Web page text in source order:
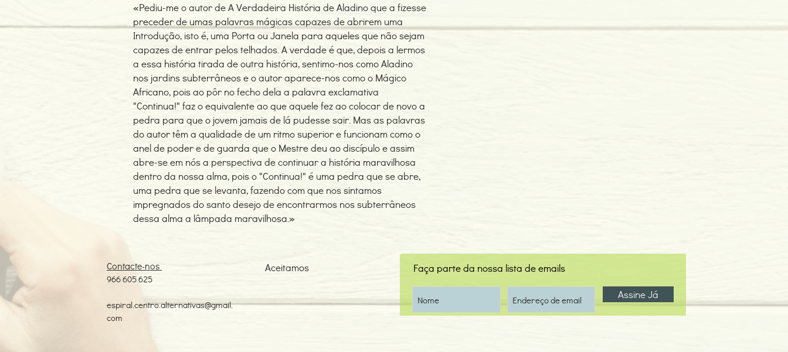
«Pediu-me o autor de A Verdadeira História de Aladino que a fizesse
preceder de umas palavras mágicas capazes de abrirem uma
Introdução, isto é, uma Porta ou Janela para aqueles que não sejam
capazes de entrar pelos telhados. A verdade é que, depois a lermos
a essa história tirada de outra história, sentimo-nos como Aladino
nos jardins subterrâneos e o autor aparece-nos como o Mágico
Africano, pois ao pôr no fecho dela a palavra exclamativa
"Continua!" faz o equivalente ao que aquele fez ao colocar de novo a
pedra para que o jovem jamais de lá pudesse sair. Mas as palavras
do autor têm a qualidade de um ritmo superior e funcionam como o
anel de poder e de guarda que o Mestre deu ao discípulo e assim
abre-se em nós a perspectiva de continuar a história maravilhosa
dentro da nossa alma, pois o "Continua!" é uma pedra que se abre,
uma pedra que se levanta, fazendo com que nos sintamos
impregnados do santo desejo de encontrarmos nos subterrâneos
dessa alma a lâmpada maravilhosa.»
Contacte-nos
966 605 625
espiral.centro.alternativas@gmail.
com
Aceitamos
Faça parte da nossa lista de emails
Assine Já